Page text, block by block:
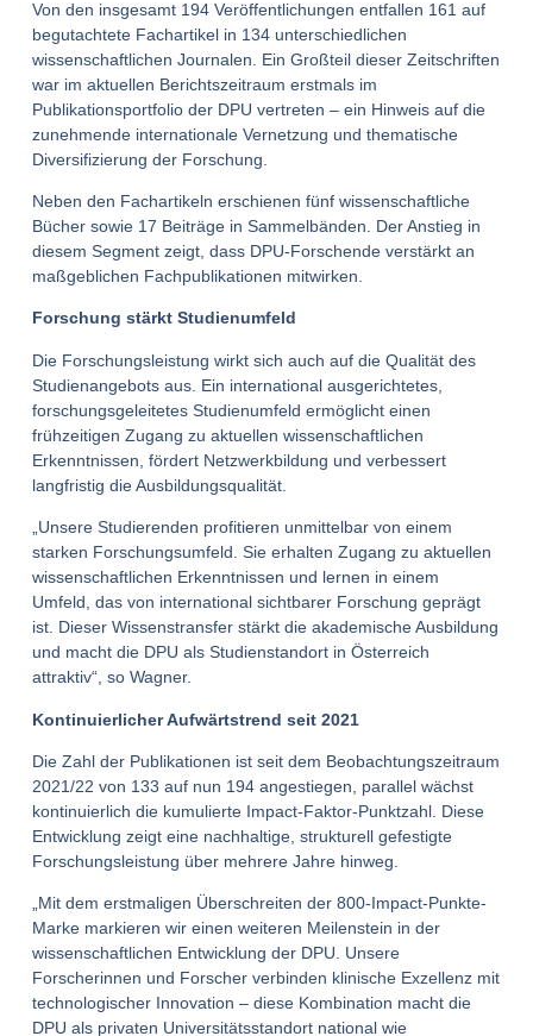
Von den insgesamt 194 Veröffentlichungen entfallen 161 auf
begutachtete Fachartikel in 134 unterschiedlichen
wissenschaftlichen Journalen. Ein Großteil dieser Zeitschriften
war im aktuellen Berichtszeitraum erstmals im
Publikationsportfolio der DPU vertreten – ein Hinweis auf die
zunehmende internationale Vernetzung und thematische
Diversifizierung der Forschung.
Neben den Fachartikeln erschienen fünf wissenschaftliche
Bücher sowie 17 Beiträge in Sammelbänden. Der Anstieg in
diesem Segment zeigt, dass DPU-Forschende verstärkt an
maßgeblichen Fachpublikationen mitwirken.
Forschung stärkt Studienumfeld
Die Forschungsleistung wirkt sich auch auf die Qualität des
Studienangebots aus. Ein international ausgerichtetes,
forschungsgeleitetes Studienumfeld ermöglicht einen
frühzeitigen Zugang zu aktuellen wissenschaftlichen
Erkenntnissen, fördert Netzwerkbildung und verbessert
langfristig die Ausbildungsqualität.
„Unsere Studierenden profitieren unmittelbar von einem
starken Forschungsumfeld. Sie erhalten Zugang zu aktuellen
wissenschaftlichen Erkenntnissen und lernen in einem
Umfeld, das von international sichtbarer Forschung geprägt
ist. Dieser Wissenstransfer stärkt die akademische Ausbildung
und macht die DPU als Studienstandort in Österreich
attraktiv“, so Wagner.
Kontinuierlicher Aufwärtstrend seit 2021
Die Zahl der Publikationen ist seit dem Beobachtungszeitraum
2021/22 von 133 auf nun 194 angestiegen, parallel wächst
kontinuierlich die kumulierte Impact-Faktor-Punktzahl. Diese
Entwicklung zeigt eine nachhaltige, strukturell gefestigte
Forschungsleistung über mehrere Jahre hinweg.
„Mit dem erstmaligen Überschreiten der 800-Impact-Punkte-
Marke markieren wir einen weiteren Meilenstein in der
wissenschaftlichen Entwicklung der DPU. Unsere
Forscherinnen und Forscher verbinden klinische Exzellenz mit
technologischer Innovation – diese Kombination macht die
DPU als privaten Universitätsstandort national wie